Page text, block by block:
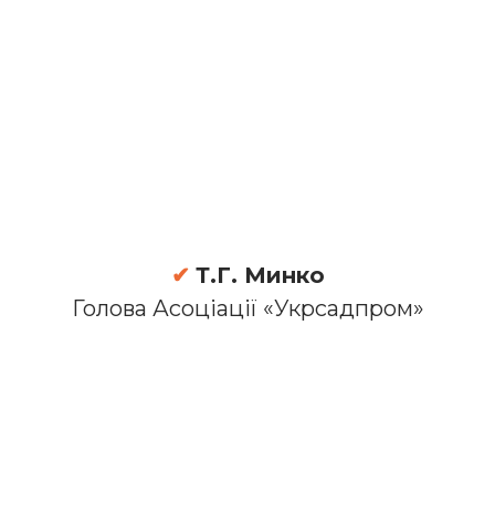
✔ Т.Г. Минко
Голова Асоціації «Укрсадпром»